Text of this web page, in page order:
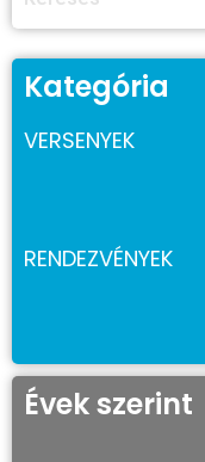
Kategória
VERSENYEK
RENDEZVÉNYEK
Évek szerint